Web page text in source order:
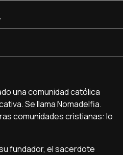
una comunidad católica
Se llama Nomadelfia.
comunidades cristianas: lo
fundador, el sacerdote